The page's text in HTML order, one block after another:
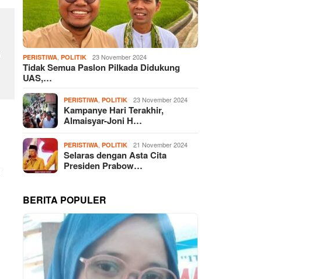
PERISTIWA ,POLITIK 23 November 2024
Tidak Semua Paslon Pilkada Didukung
UAS,…
PERISTIWA ,POLITIK 23 November 2024
Kampanye Hari Terakhir,
Almaisyar-Joni H…
PERISTIWA ,POLITIK 21 November 2024
Selaras dengan Asta Cita
Presiden Prabow…
BERITA POPULER